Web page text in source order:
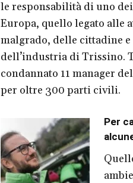
le responsabilità di uno
Europa, quello legato alle
malgrado, delle cittadine
dell’industria di Trissino.
condannato 11 manager
per oltre 300 parti civili.
Per